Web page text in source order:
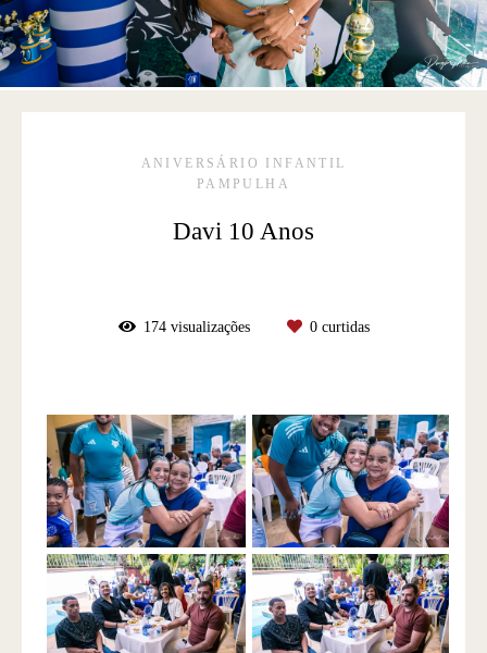
ANIVERSÁRIO INFANTIL
PAMPULHA
Davi 10 Anos
174visualizações 0curtidas